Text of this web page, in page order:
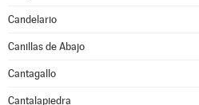
Candelario
Canillas de Abajo
Cantagallo
Cantalapiedra